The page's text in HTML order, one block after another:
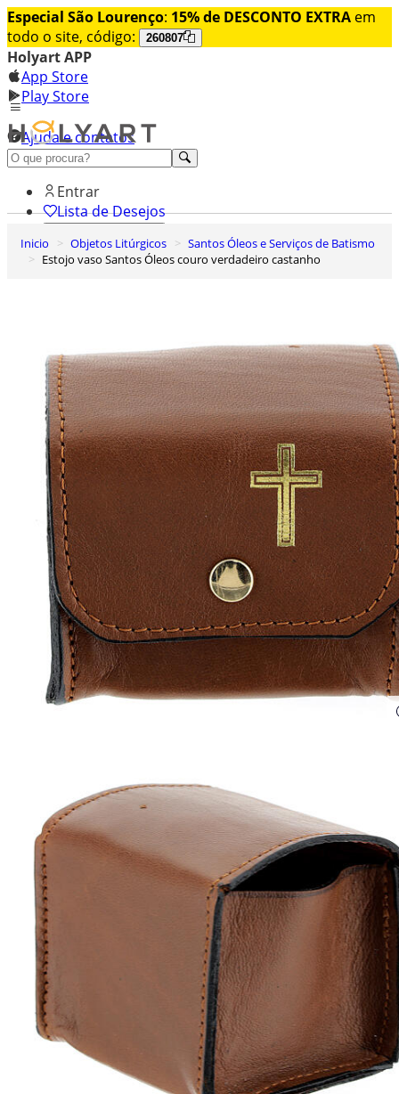
Especial São Lourenço: 15% de DESCONTO EXTRA em
todo o site, código:
260807
Holyart APP
App Store
Play Store
Ajuda e contatos
Conheça premium
Entrar
Lista de Desejos
0
Carrinho de Compras
Inicio Objetos Litúrgicos
Santos Óleos e Serviços de Batismo
Estojo vaso Santos Óleos couro verdadeiro castanho